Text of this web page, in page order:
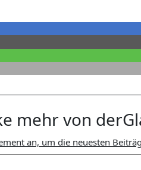
mehr von
an, um die neuesten